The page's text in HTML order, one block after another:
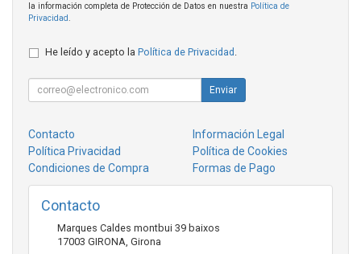
la información completa de Protección de Datos en nuestra Política de
Privacidad
He leído y acepto la Política de Privacidad
Enviar
Contacto
Información Legal
Política Privacidad
Política de Cookies
Condiciones de Compra
Formas de Pago
Contacto
Marques Caldes montbui 39 baixos
17003 GIRONA Girona